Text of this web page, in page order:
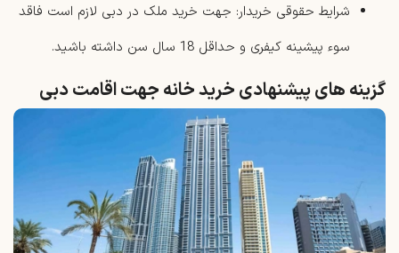
شرایط حقوقی خریدار: جهت خرید ملک در دبی لازم است فاقد
سوء پیشینه کیفری و حداقل 18 سال سن داشته باشید.
گزینه های پیشنهادی خرید خانه جهت اقامت دبی